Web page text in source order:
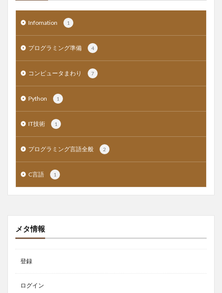
Infomation 1
プログラミング準備 4
コンピュータまわり 7
Python 1
IT技術 1
プログラミング言語全般 2
C言語 1
メタ情報
登録
ログイン